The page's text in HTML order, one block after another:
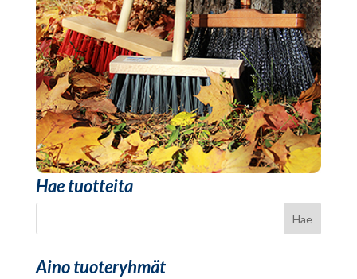
Hae tuotteita
Aino tuoteryhmät